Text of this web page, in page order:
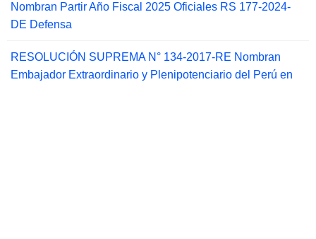
Nombran Partir Año Fiscal 2025 Oficiales RS 177-2024-
DE Defensa
RESOLUCIÓN SUPREMA N° 134-2017-RE Nombran
Embajador Extraordinario y Plenipotenciario del Perú en